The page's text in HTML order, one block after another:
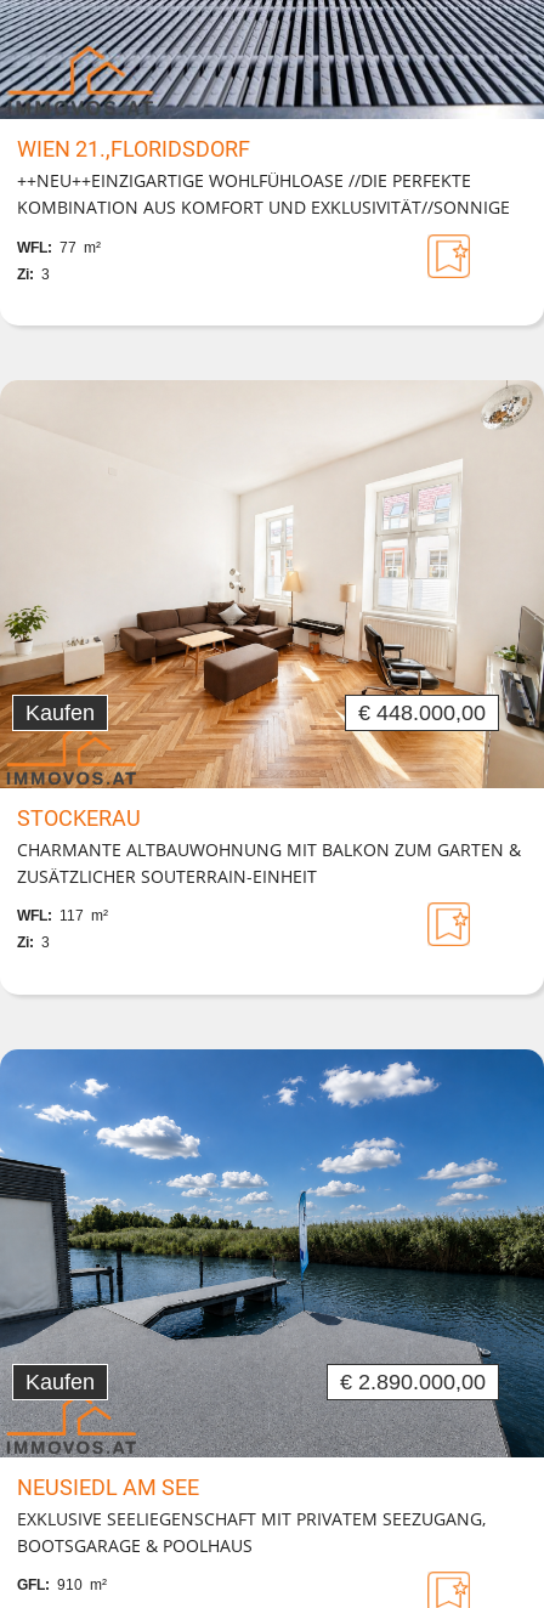
WIEN 21.,FLORIDSDORF
++NEU++EINZIGARTIGE WOHLFÜHLOASE //DIE PERFEKTE
KOMBINATION AUS KOMFORT UND EXKLUSIVITÄT//SONNIGE
FREIFLÄCHE, SWIMMINGPOOL, GARAGE UND VIELES MEHR!
WFL: 77 m²
Zi: 3
Kaufen € 448.000,00
STOCKERAU
CHARMANTE ALTBAUWOHNUNG MIT BALKON ZUM GARTEN &
ZUSÄTZLICHER SOUTERRAIN-EINHEIT
WFL: 117 m²
Zi: 3
Kaufen € 2.890.000,00
NEUSIEDL AM SEE
EXKLUSIVE SEELIEGENSCHAFT MIT PRIVATEM SEEZUGANG,
BOOTSGARAGE & POOLHAUS
GFL: 910 m²